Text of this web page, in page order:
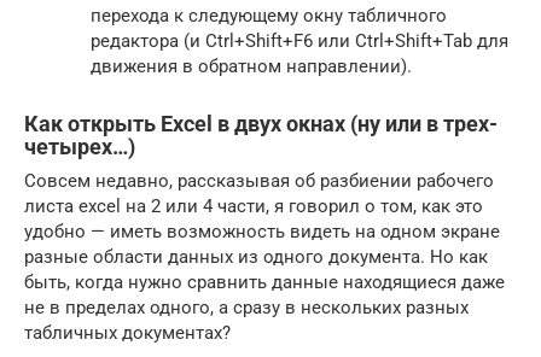
перехода к следующему окну табличного
редактора (и Ctrl+Shift+F6 или Ctrl+Shift+Tab для
движения в обратном направлении).
Как открыть Excel в двух окнах (ну или в трех-
четырех…)
Совсем недавно, рассказывая об разбиении рабочего
листа excel на 2 или 4 части, я говорил о том, как это
удобно — иметь возможность видеть на одном экране
разные области данных из одного документа. Но как
быть, когда нужно сравнить данные находящиеся даже
не в пределах одного, а сразу в нескольких разных
табличных документах?